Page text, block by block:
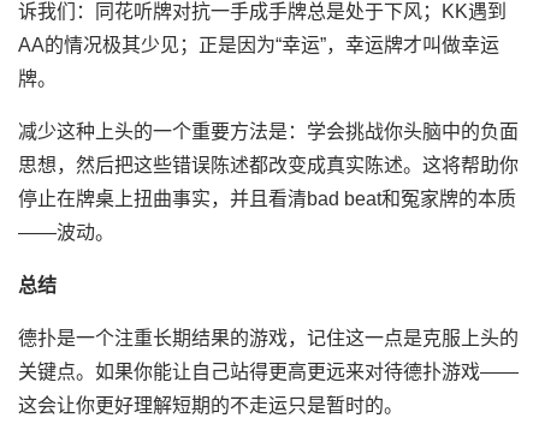
诉我们：同花听牌对抗一手成手牌总是处于下风；KK遇到
AA的情况极其少见；正是因为“幸运”，幸运牌才叫做幸运
牌。
减少这种上头的一个重要方法是：学会挑战你头脑中的负面
思想，然后把这些错误陈述都改变成真实陈述。这将帮助你
停止在牌桌上扭曲事实，并且看清bad beat和冤家牌的本质
——波动。
总结
德扑是一个注重长期结果的游戏，记住这一点是克服上头的
关键点。如果你能让自己站得更高更远来对待德扑游戏——
这会让你更好理解短期的不走运只是暂时的。